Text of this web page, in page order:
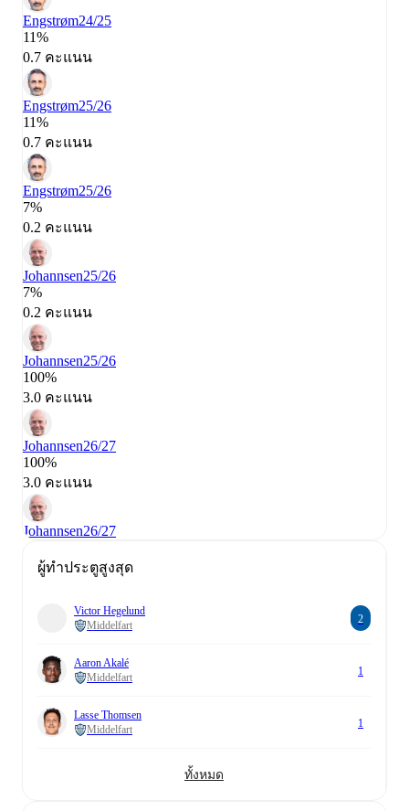
Engstrøm24/25
11%
0.7 คะแนน
Engstrøm25/26
11%
0.7 คะแนน
Engstrøm25/26
7%
0.2 คะแนน
Johannsen25/26
7%
0.2 คะแนน
Johannsen25/26
100%
3.0 คะแนน
Johannsen26/27
100%
3.0 คะแนน
Johannsen26/27
ผู้ทำประตูสูงสุด
Victor Hegelund
Middelfart
2
Aaron Akalé
Middelfart
1
Lasse Thomsen
Middelfart
1
ทั้งหมด